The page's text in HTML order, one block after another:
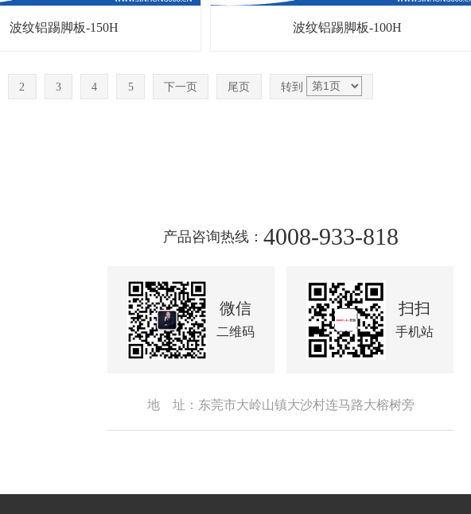
波纹铝踢脚板-150H 波纹铝踢脚板-100H
2 3 4 5 下一页 尾页 转到
产品咨询热线： 4008-933-818
微信
二维码
扫扫
手机站
地 址：东莞市大岭山镇大沙村连马路大榕树旁